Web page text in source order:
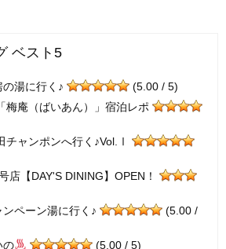
ベスト5
湯に行く♪
(5.00 / 5)
梅庵（ばいあん）」宿泊レポ
チャンポンへ行く♪Vol.Ⅰ
店【DAY'S DINING】OPEN！
ペーン湯に行く♪
(5.00 /
の
(5.00 / 5)